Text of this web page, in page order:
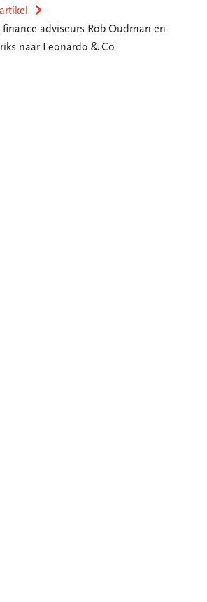
adviseurs Rob Oudman en
naar Leonardo & Co